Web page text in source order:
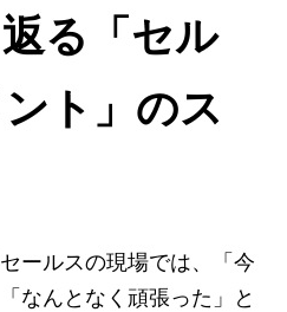
る「セル
ト」のス
ールスの現場では、「今
なんとなく頑張った」と